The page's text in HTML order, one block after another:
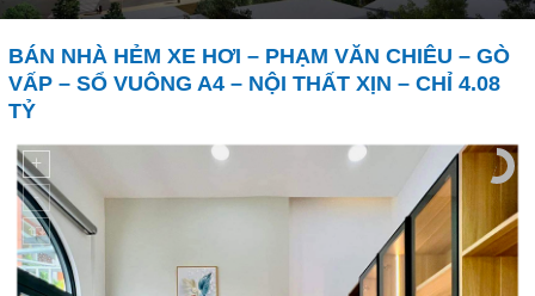
BÁN NHÀ HẺM XE HƠI – PHẠM VĂN CHIÊU – GÒ
VẤP – SỔ VUÔNG A4 – NỘI THẤT XỊN – CHỈ 4.08
TỶ